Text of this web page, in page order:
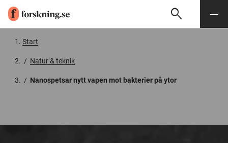
Söksearch Meny
Start
/ Natur & teknik
/ Nanospetsar nytt vapen mot bakterier på ytor